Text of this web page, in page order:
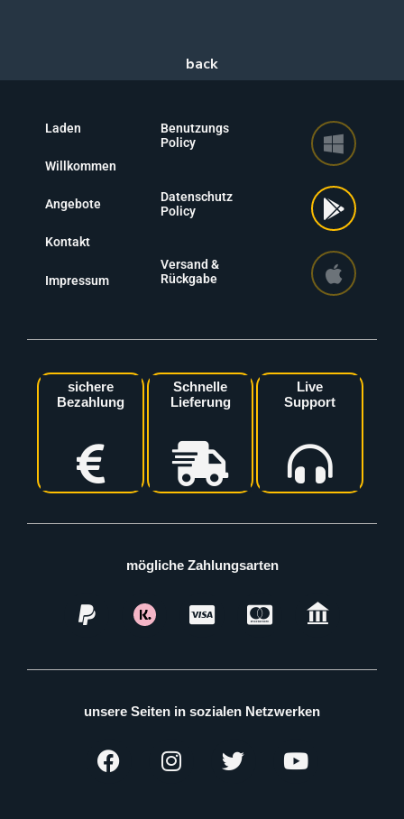
Laden
Willkommen
Angebote
Kontakt
Impressum
Benutzungs
Policy
Datenschutz
Policy
Versand &
Rückgabe
sichere
Bezahlung
Schnelle
Lieferung
Live
Support
mögliche Zahlungsarten
unsere Seiten in sozialen Netzwerken